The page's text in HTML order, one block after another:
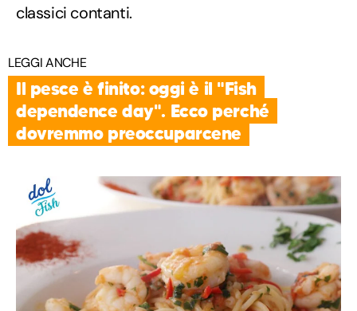
classici contanti.
LEGGI ANCHE
Il pesce è finito: oggi è il "Fish
dependence day". Ecco perché
dovremmo preoccuparcene